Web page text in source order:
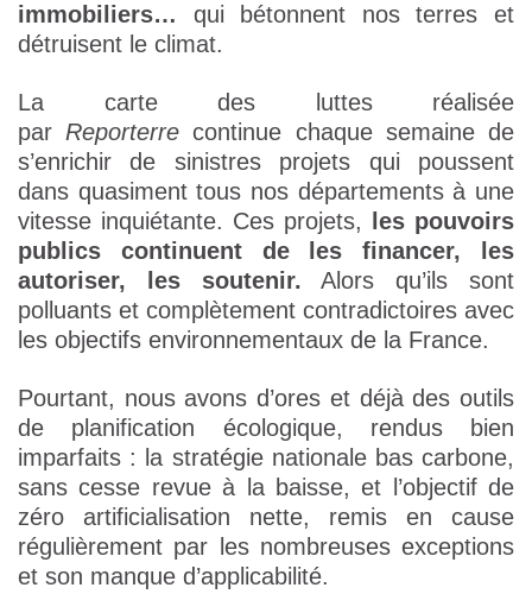
immobiliers… qui bétonnent nos terres et
détruisent le climat.
La carte des luttes réalisée
par Reporterre continue chaque semaine de
s’enrichir de sinistres projets qui poussent
dans quasiment tous nos départements à une
vitesse inquiétante. Ces projets,
les pouvoirs
publics continuent de
les financer, les
autoriser, les soutenir. Alors qu’ils sont
polluants et complètement contradictoires avec
les objectifs environnementaux de la France.
Pourtant, nous avons d’ores et déjà des outils
de planification écologique, rendus bien
imparfaits : la stratégie nationale bas carbone,
sans cesse revue à la baisse, et l’objectif de
zéro artificialisation nette, remis en cause
régulièrement par les nombreuses exceptions
et son manque d’applicabilité.